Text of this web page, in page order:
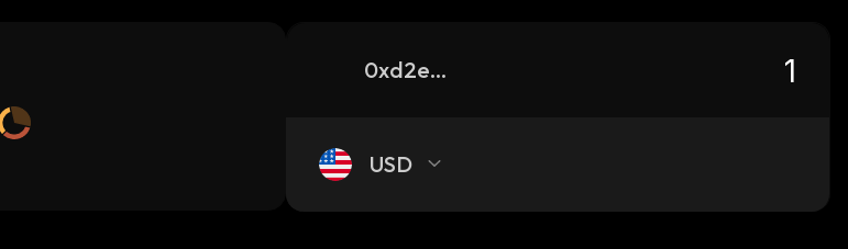
0xd2e9fb17227abfe41ec1c4c0a722d9dea0c99999_binance_smart
USD